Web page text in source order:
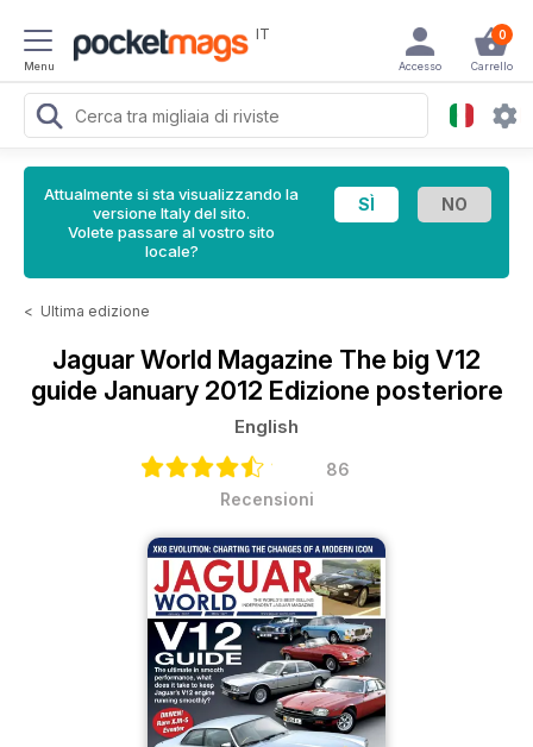
Menu
IT 0
Carrello
Accesso
Attualmente si sta visualizzando la
versione Italy del sito.
Volete passare al vostro sito
locale?
< Ultima edizione
Jaguar World Magazine The big V12
guide January 2012 Edizione posteriore
English
86
Recensioni